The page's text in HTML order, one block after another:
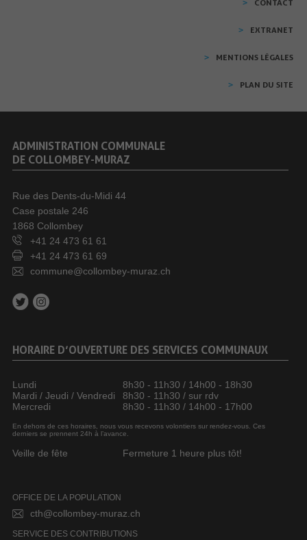
CONTACT
EXTRANET
MENTIONS LÉGALES
PLAN DU SITE
ADMINISTRATION COMMUNALE
DE COLLOMBEY-MURAZ
Rue des Dents-du-Midi 44
Case postale 246
1868 Collombey
+41 24 473 61 61
+41 24 473 61 69
commune@collombey-muraz.ch
HORAIRE D’OUVERTURE DES SERVICES COMMUNAUX
Lundi
8h30 - 11h30 / 14h00 - 18h30
Mardi / Jeudi / Vendredi
8h30 - 11h30 / sur rdv
Mercredi
8h30 - 11h30 / 14h00 - 17h00
En dehors de ces horaires, nous vous recevons volontiers sur rendez-vous. Ces
derniers se prennent 24h à l’avance.
Veille de fête Fermeture 1 heure plus tôt!
OFFICE DE LA POPULATION
cth@collombey-muraz.ch
SERVICE DES CONTRIBUTIONS